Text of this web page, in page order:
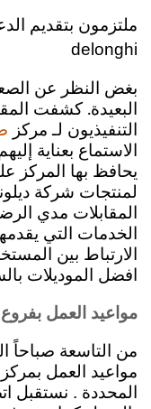
ملتزمون بتقديم
delonghi
بغض النظر عن
البعيدة. كشفت
التنفيذيون لـ مركز
الاستماع بعناية
يحافظ بها المركز
لمنتجات شركة
المقابلات مدي
الخدمات التي
الارتباط بين
افضل الموديلات
مواعيد العمل
من التاسعة صباحاً
مواعيد العمل بمركز
المحددة . نستقبل